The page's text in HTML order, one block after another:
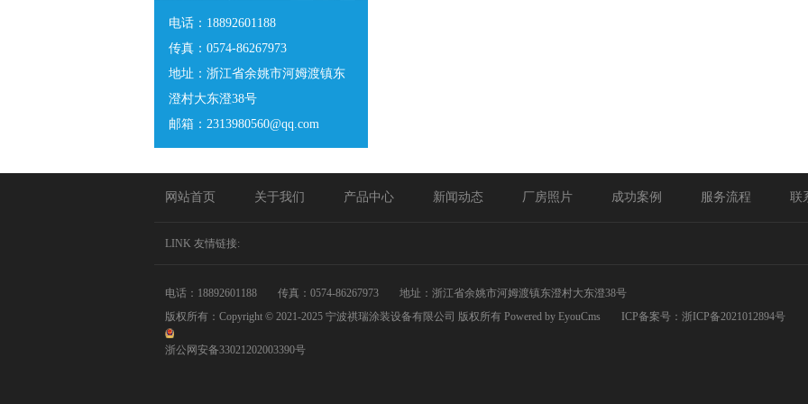
电话：18892601188
传真：0574-86267973
地址：浙江省余姚市河姆渡镇东
澄村大东澄38号
邮箱：2313980560@qq.com
网站首页 关于我们 产品中心 新闻动态 厂房照片 成功案例 服务流程 联
LINK 友情链接:
电话：18892601188 传真：0574-86267973
地址：浙江省余姚市河姆渡镇东澄村大东澄38号
版权所有：Copyright © 2021-2025 宁波祺瑞涂装设备有限公司 版权所有 Powered by EyouCms ICP备案号： 浙ICP备2021012894号
浙公网安备33021202003390号